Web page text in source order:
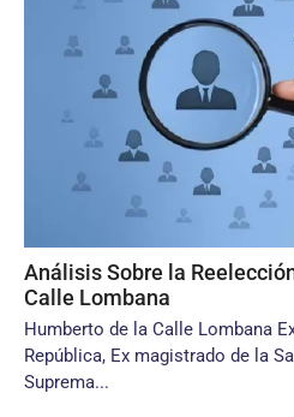
Análisis Sobre la
Calle Lombana
Humberto de la Calle Lombana
República, Ex magistrado de la
Suprema...